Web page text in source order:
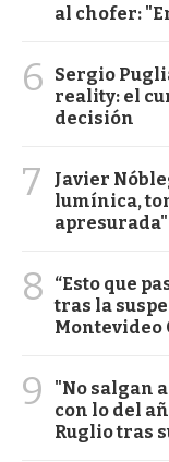
al chofer:
6
Sergio
reality: el
decisión
7
Javier
lumínica,
apresurada"
8
“Esto que
tras la
Montevideo
9
"No salgan
con lo del
Ruglio tras